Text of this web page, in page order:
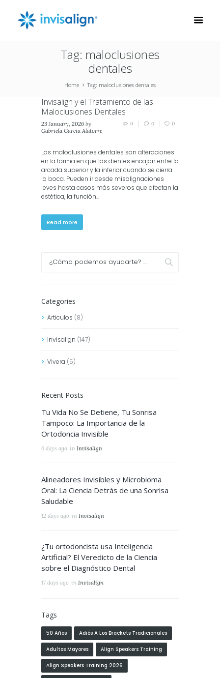
Tag: maloclusiones
dentales
Home Tag: maloclusiones dentales
Invisalign y el Tratamiento de las
Maloclusiones Dentales
23 January, 2026 by
Gabriela Garcia Alatorre
0 0 0
Las maloclusiones dentales son alteraciones
en la forma en que los dientes encajan entre la
arcada superior y la inferior cuando se cierra
la boca. Pueden ir desde misalignaciones
leves hasta casos más severos que afectan la
estética, la función...
Read more
Categories
Articulos (8)
Invisalign (147)
Vivera (5)
Recent Posts
Tu Vida No Se Detiene, Tu Sonrisa
Tampoco: La Importancia de la
Ortodoncia Invisible
6 days ago in Invisalign
Alineadores Invisibles y Microbioma
Oral: La Ciencia Detrás de una Sonrisa
Saludable
12 days ago in Invisalign
¿Tu ortodoncista usa Inteligencia
Artificial? El Veredicto de la Ciencia
sobre el Diagnóstico Dental
17 days ago in Invisalign
Tags
50 Años Adiós A Los Brackets Tradicionales
Adultos Mayores Align Speakers Training
Align Speakers Training 2026